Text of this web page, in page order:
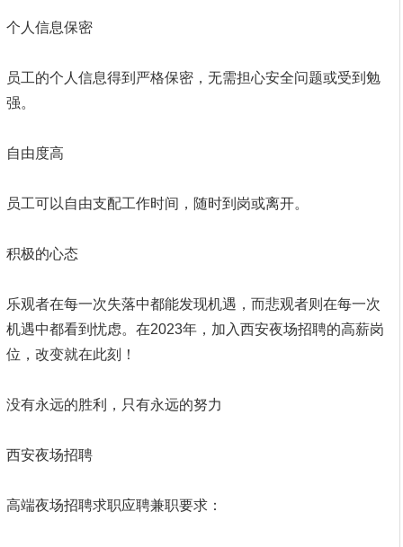
个人信息保密
员工的个人信息得到严格保密，无需担心安全问题或受到勉
强。
自由度高
员工可以自由支配工作时间，随时到岗或离开。
积极的心态
乐观者在每一次失落中都能发现机遇，而悲观者则在每一次
机遇中都看到忧虑。在2023年，加入西安夜场招聘的高薪岗
位，改变就在此刻！
没有永远的胜利，只有永远的努力
西安夜场招聘
高端夜场招聘求职应聘兼职要求：